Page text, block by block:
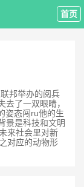
首页
邦举办的阅兵
了一双眼睛，
姿态闯ru他的生
景是科技和文明
来社会里对新
对应的动物形